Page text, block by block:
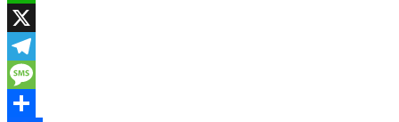
WhatsApp
X
Telegram
Message